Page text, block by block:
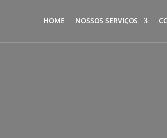
HOME NOSSOS SERVIÇOS